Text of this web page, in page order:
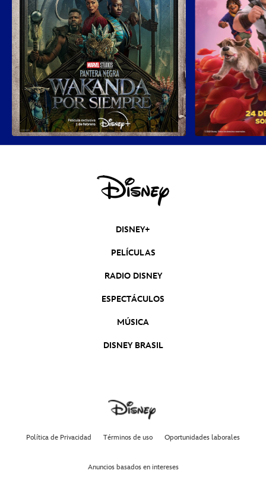
DISNEY+
PELÍCULAS
RADIO DISNEY
ESPECTÁCULOS
MÚSICA
DISNEY BRASIL
Política de Privacidad Términos de uso Oportunidades laborales
Anuncios basados en intereses